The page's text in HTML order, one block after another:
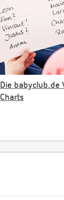
Die babyclub.de
Charts